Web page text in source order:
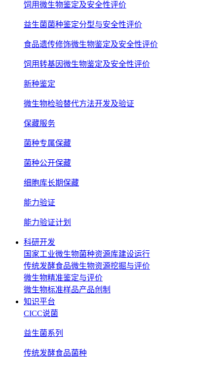
饲用微生物鉴定及安全性评价
益生菌菌种鉴定分型与安全性评价
食品遗传修饰微生物鉴定及安全性评价
饲用转基因微生物鉴定及安全性评价
新种鉴定
微生物检验替代方法开发及验证
保藏服务
菌种专属保藏
菌种公开保藏
细胞库长期保藏
能力验证
能力验证计划
科研开发
国家工业微生物菌种资源库建设运行
传统发酵食品微生物资源挖掘与评价
微生物精准鉴定与评价
微生物标准样品产品创制
知识平台
CICC说菌
益生菌系列
传统发酵食品菌种